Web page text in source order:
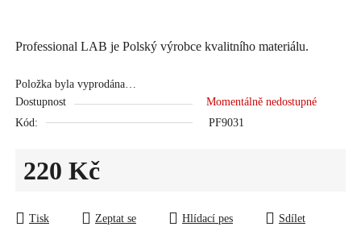
Professional LAB je Polský výrobce kvalitního materiálu.
Položka byla vyprodána…
Dostupnost
Momentálně nedostupné
Kód:
PF9031
220 Kč
Tisk Zeptat se Hlídací pes Sdílet